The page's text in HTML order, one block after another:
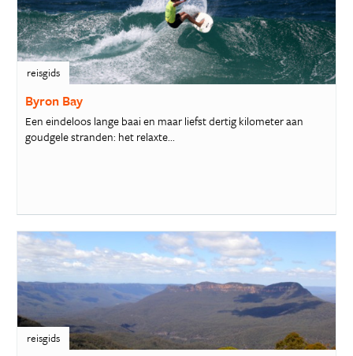
reisgids
Byron Bay
Een eindeloos lange baai en maar liefst dertig kilometer aan
goudgele stranden: het relaxte...
reisgids